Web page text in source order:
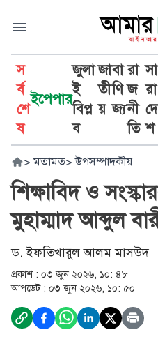
স
র্ব
শে
ষ
ইপেপার
জুলা
ই
বিপ্ল
ব
জা
তী
য়
বা
ণি
জ্য
রা
জ
নী
তি
সা
রা
দে
শ
> মতামত> উপসম্পাদকীয়
শিক্ষাবিদ ও
মুহাম্মাদ আব্দুল
ড. ইফতিখারুল আলম মাসউদ
প্রকাশ : ০৩ জুন ২০২৬, ১০: ৪৮
আপডেট : ০৩ জুন ২০২৬, ১০: ৫০